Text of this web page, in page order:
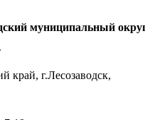
муниципальный
край, г.Лесозаводск,